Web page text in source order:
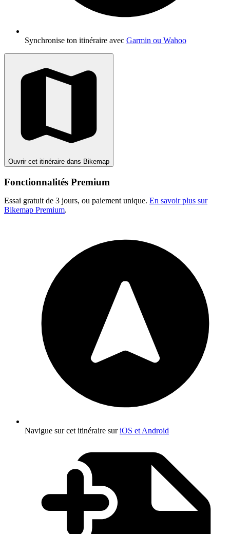
Synchronise ton itinéraire avec Garmin ou Wahoo
Ouvrir cet itinéraire dans Bikemap
Fonctionnalités Premium
Essai gratuit de 3 jours, ou paiement unique. En savoir plus sur
Bikemap Premium.
Navigue sur cet itinéraire suriOS et Android